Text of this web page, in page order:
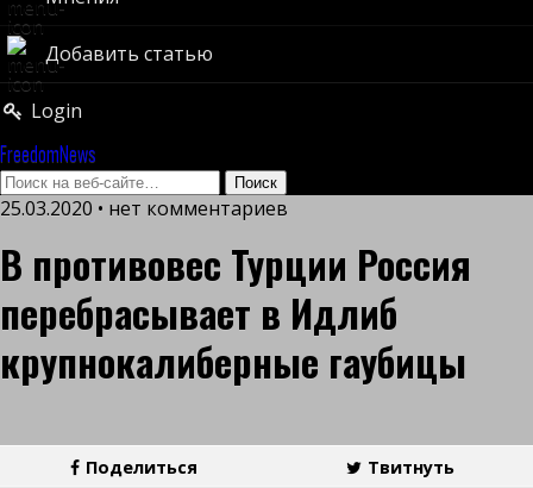
Добавить статью
Login
FreedomNews
25.03.2020 • нет комментариев
В противовес Турции Россия
перебрасывает в Идлиб
крупнокалиберные гаубицы
Поделиться
Твитнуть